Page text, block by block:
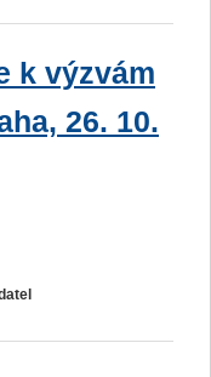
k výzvám
26. 10.